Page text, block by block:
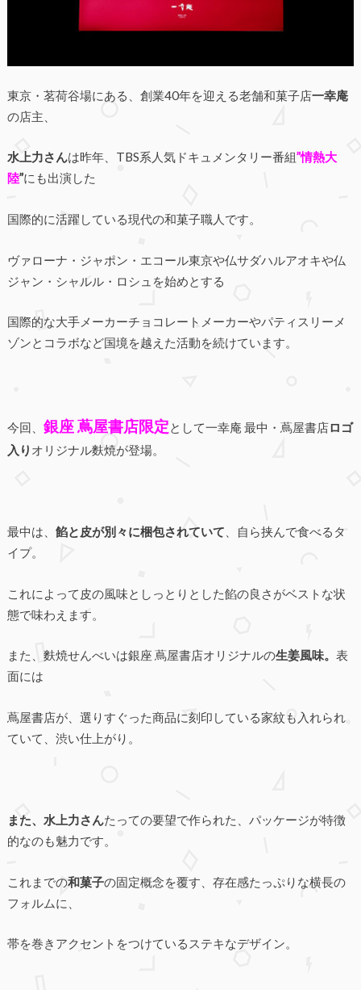
東京・茗荷谷場にある、創業40年を迎える老舗和菓子店一幸庵
の店主、
水上力さんは昨年、TBS系人気ドキュメンタリー番組”情熱大
陸”にも出演した
国際的に活躍している現代の和菓子職人です。
ヴァローナ・ジャポン・エコール東京や仏サダハルアオキや仏
ジャン・シャルル・ロシュを始めとする
国際的な大手メーカーチョコレートメーカーやパティスリーメ
ゾンとコラボなど国境を越えた活動を続けています。
今回、 銀座 蔦屋書店限定として一幸庵 最中・蔦屋書店ロゴ
入り オリジナル麩焼が登場。
最中は、 餡と皮が別々に梱包されていて 、自ら挟んで食べるタ
イプ。
これによって皮の風味としっとりとした餡の良さがベストな状
態で味わえます。
また、麩焼せんべいは銀座 蔦屋書店オリジナルの生姜風味。 表
面には
蔦屋書店が、選りすぐった商品に刻印している家紋も入れられ
ていて、渋い仕上がり。
また、水上力さんたっての要望で作られた、パッケージが特徴
的なのも魅力です。
これまでの和菓子の固定概念を覆す、存在感たっぷりな横長の
フォルムに、
帯を巻きアクセントをつけているステキなデザイン。